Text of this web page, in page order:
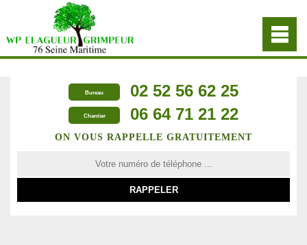
Bureau 02 52 56 62 25
Chantier 06 64 71 21 22
ON VOUS RAPPELLE GRATUITEMENT